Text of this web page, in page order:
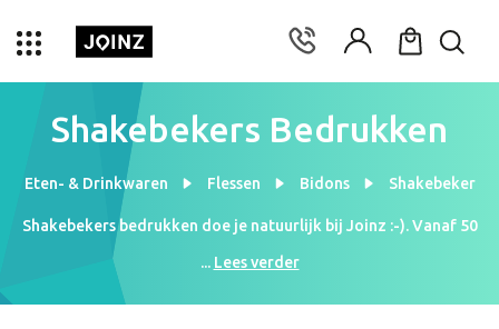
Shakebekers Bedrukken
Eten- & Drinkwaren Flessen Bidons Shakebeker
Shakebekers bedrukken doe je natuurlijk bij Joinz :-). Vanaf 50
stuks kan jij je logo al op de beker laten bedrukken. Zet je
klanten en medewerkers aan het sporten en geef ze een mooie
shakebeker cadeau. Vraag vrijblijvend een digitiaal ontwerp aan
... Lees verder